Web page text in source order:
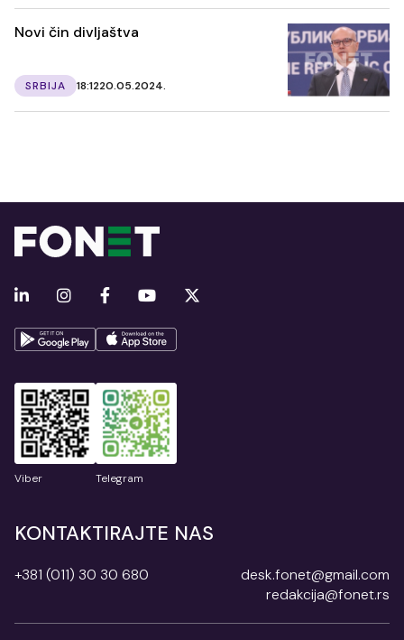
Novi čin divljaštva
SRBIJA 18:1220.05.2024.
Viber Telegram
KONTAKTIRAJTE NAS
+381 (011) 30 30 680
desk.fonet@gmail.com
redakcija@fonet.rs